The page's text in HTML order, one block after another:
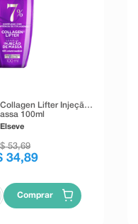
Lifter Injeção
100ml
Elseve
53,69
34,89
Comprar